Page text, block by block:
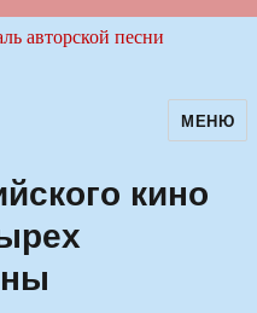
авторскойМЕНЮ
кино